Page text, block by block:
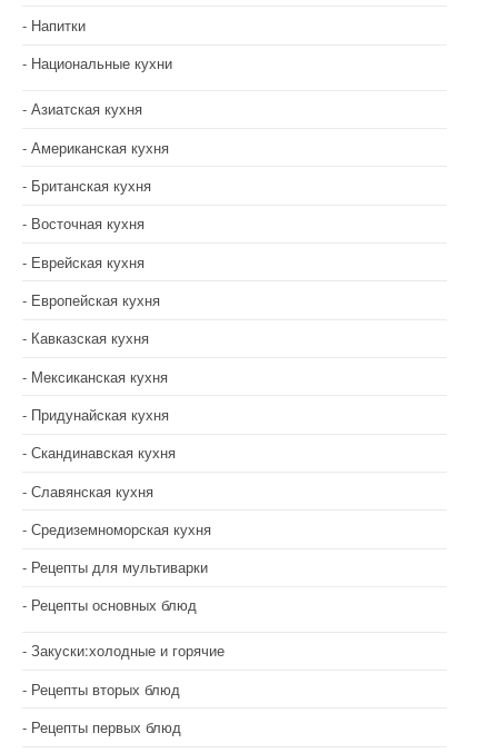
Напитки
Национальные кухни
Азиатская кухня
Американская кухня
Британская кухня
Восточная кухня
Еврейская кухня
Европейская кухня
Кавказская кухня
Мексиканская кухня
Придунайская кухня
Скандинавская кухня
Славянская кухня
Средиземноморская кухня
Рецепты для мультиварки
Рецепты основных блюд
Закуски:холодные и горячие
Рецепты вторых блюд
Рецепты первых блюд